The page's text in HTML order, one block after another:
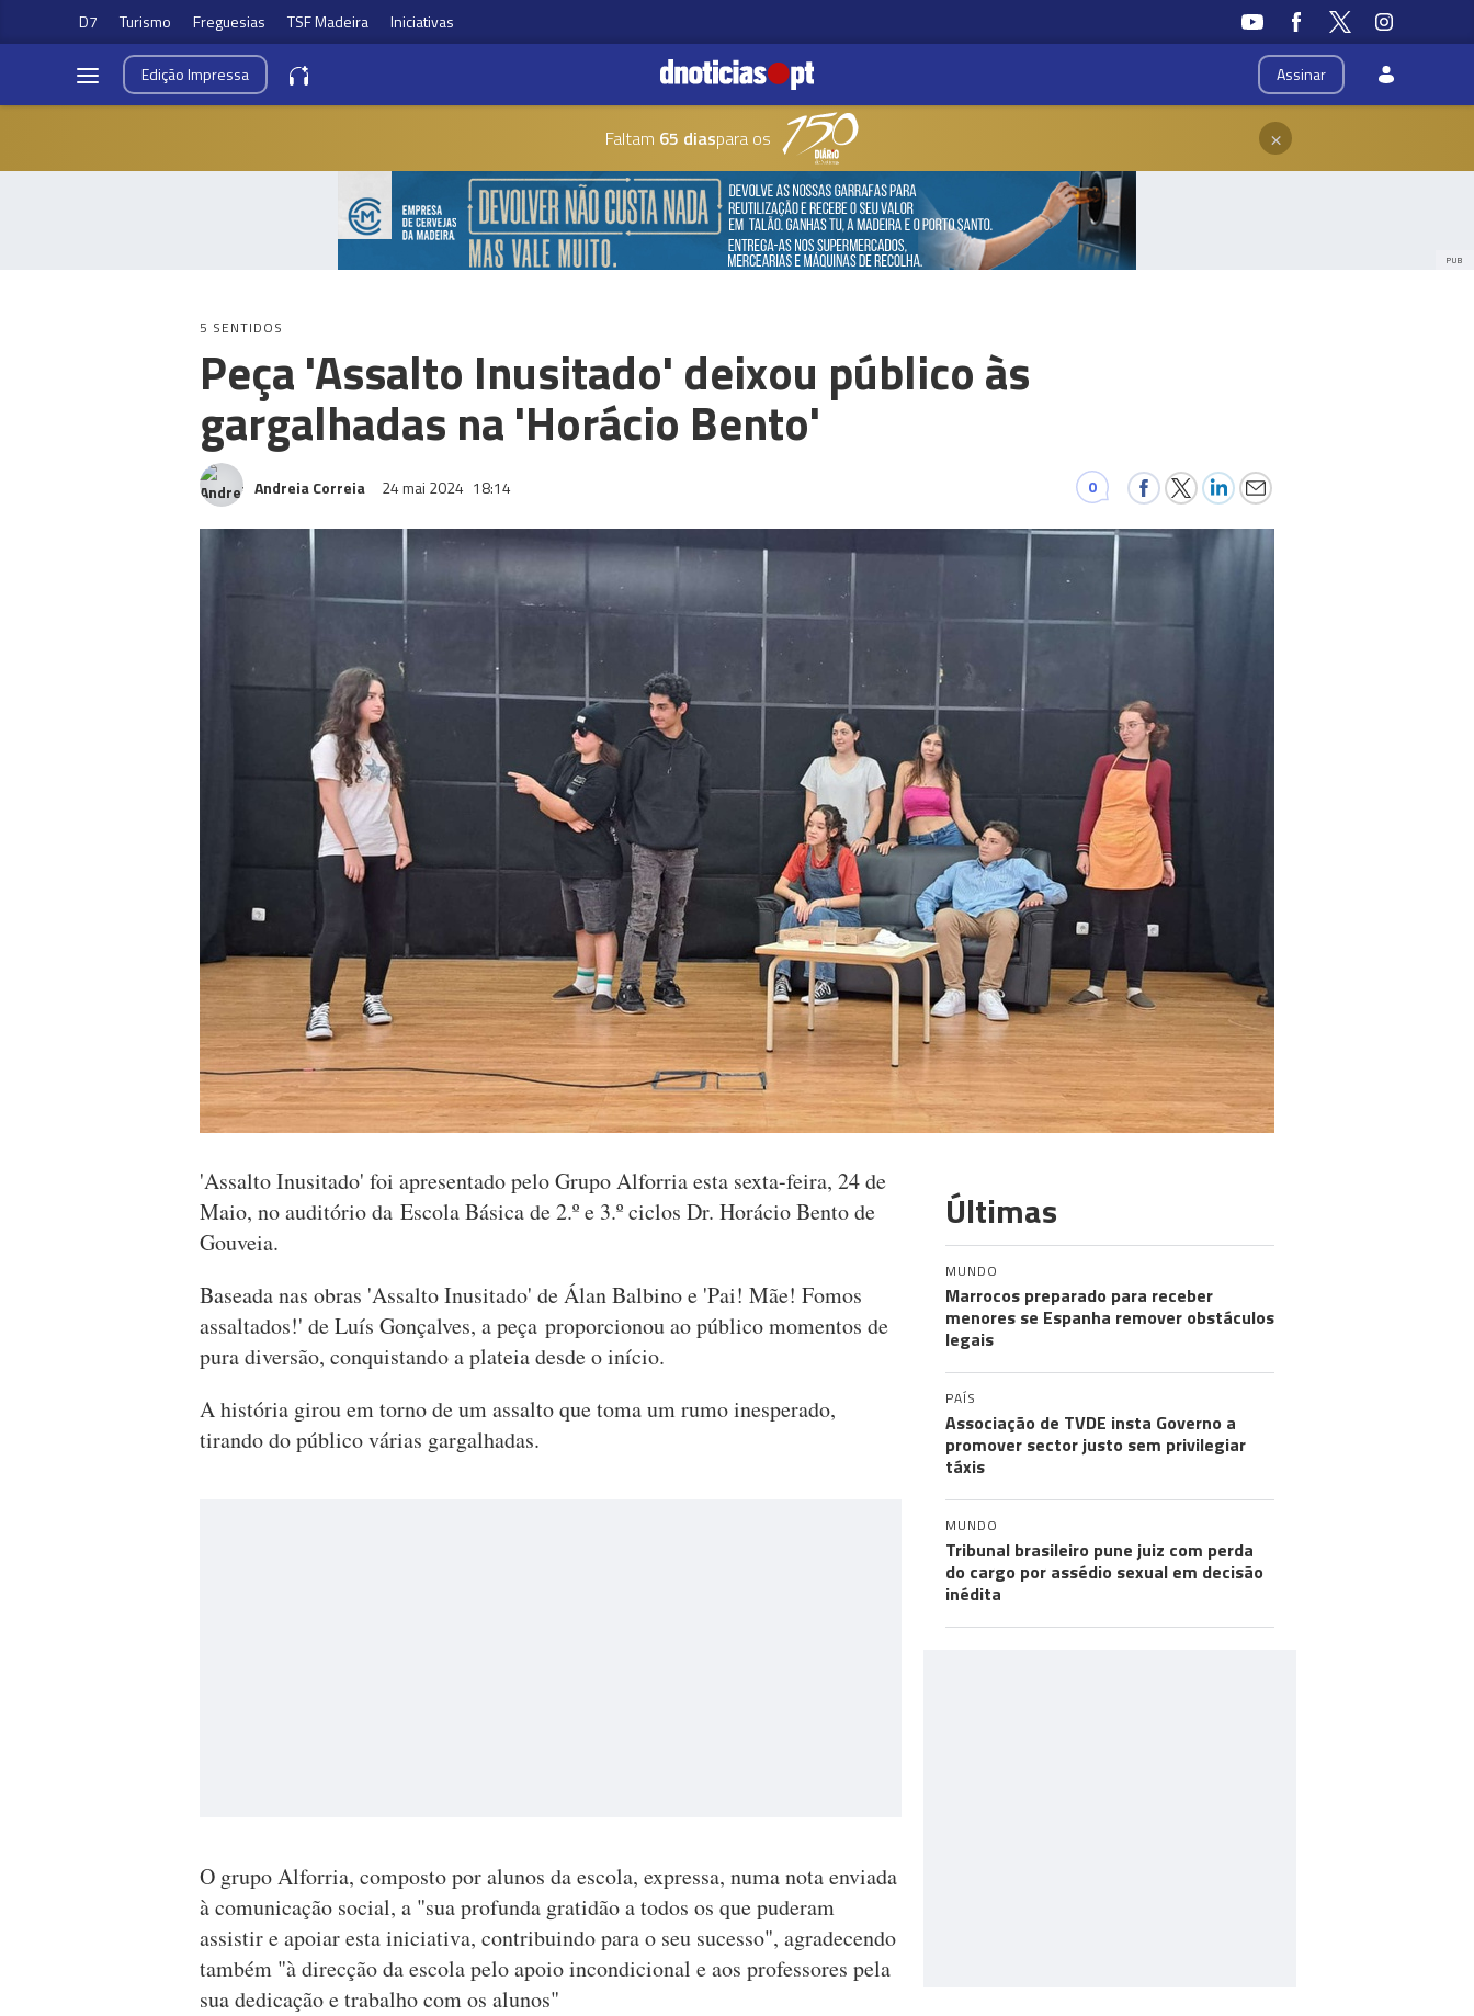
D7 Turismo Freguesias TSF Madeira Iniciativas
Assinar
EdiçãoImpressa
Faltam 65 diaspara os ×
PUB
5 SENTIDOS
Peça 'Assalto Inusitado' deixou público às
gargalhadas na 'Horácio Bento'
Andreia Correia 24 mai 2024 18:14 0
'Assalto Inusitado' foi apresentado pelo Grupo Alforria esta sexta-feira, 24 de
Maio, no auditório da Escola Básica de 2.º e 3.º ciclos Dr. Horácio Bento de
Gouveia.
Baseada nas obras 'Assalto Inusitado' de Álan Balbino e 'Pai! Mãe! Fomos
assaltados!' de Luís Gonçalves, a peça proporcionou ao público momentos de
pura diversão, conquistando a plateia desde o início.
A história girou em torno de um assalto que toma um rumo inesperado,
tirando do público várias gargalhadas.
O grupo Alforria, composto por alunos da escola, expressa, numa nota enviada
à comunicação social, a "sua profunda gratidão a todos os que puderam
assistir e apoiar esta iniciativa, contribuindo para o seu sucesso", agradecendo
também "à direcção da escola pelo apoio incondicional e aos professores pela
sua dedicação e trabalho com os alunos"
Últimas
MUNDO
Marrocos preparado para receber
menores se Espanha remover obstáculos
legais
PAÍS
Associação de TVDE insta Governo a
promover sector justo sem privilegiar
táxis
MUNDO
Tribunal brasileiro pune juiz com perda
do cargo por assédio sexual em decisão
inédita